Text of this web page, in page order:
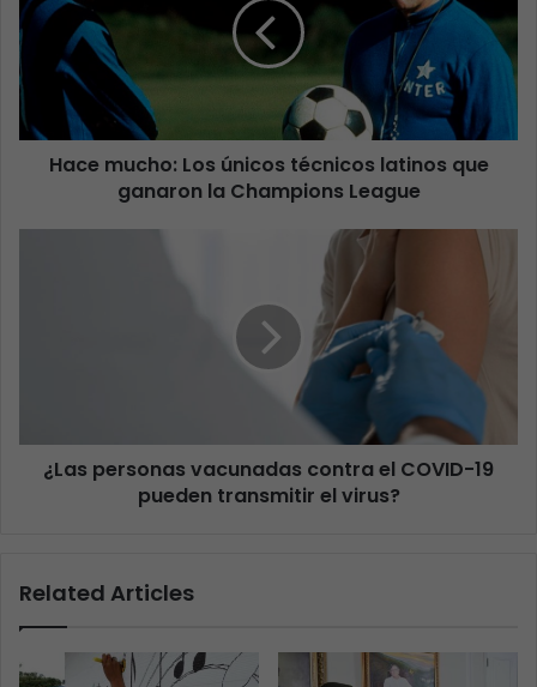
Hace mucho: Los únicos técnicos latinos que
ganaron la Champions League
¿Las personas vacunadas contra el COVID-19
pueden transmitir el virus?
Related Articles